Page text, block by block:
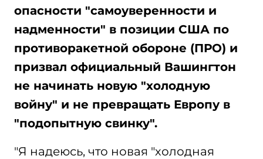
опасности "самоуверенности и
надменности" в позиции США по
противоракетной обороне (ПРО) и
призвал официальный Вашингтон
не начинать новую "холодную
войну" и не превращать Европу в
"подопытную свинку".
"Я надеюсь, что новая "холодная